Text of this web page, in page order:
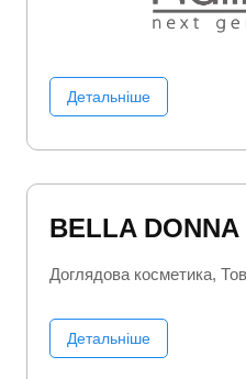
Детальніше
BELLA DONNA
Доглядова косметика
Детальніше